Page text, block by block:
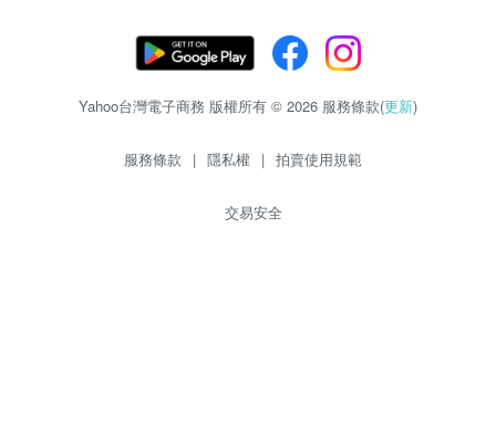
Yahoo台灣電子商務 版權所有 © 2026 服務條款(更新)
服務條款 | 隱私權 | 拍賣使用規範
交易安全